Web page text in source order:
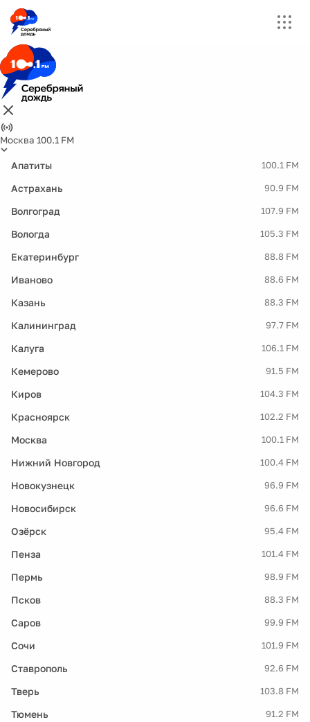
Москва 100.1 FM
Апатиты 100.1 FM
Астрахань 90.9 FM
Волгоград 107.9 FM
Вологда 105.3 FM
Екатеринбург 88.8 FM
Иваново 88.6 FM
Казань 88.3 FM
Калининград 97.7 FM
Калуга 106.1 FM
Кемерово 91.5 FM
Киров 104.3 FM
Красноярск 102.2 FM
Москва 100.1 FM
Нижний Новгород 100.4 FM
Новокузнецк 96.9 FM
Новосибирск 96.6 FM
Озёрск 95.4 FM
Пенза 101.4 FM
Пермь 98.9 FM
Псков 88.3 FM
Саров 99.9 FM
Сочи 101.9 FM
Ставрополь 92.6 FM
Тверь 103.8 FM
Тюмень 91.2 FM